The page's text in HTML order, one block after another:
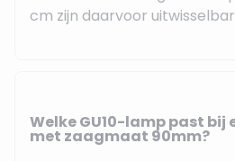
cm zijn daarvoor
Welke GU10-lamp past bij
met zaagmaat 90mm?